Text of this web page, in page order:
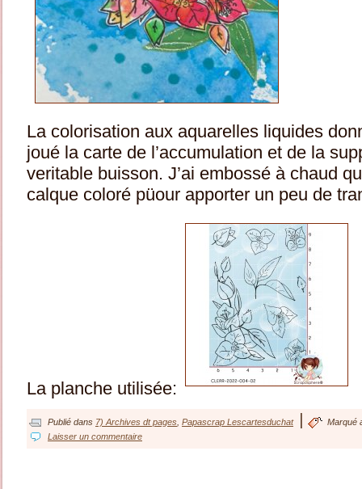
La colorisation aux aquarelles liquides
joué la carte de l’accumulation et de la
veritable buisson. J’ai embossé à chaud
calque coloré püour apporter un peu de
La planche utilisée:
Publié dans 7) Archives dt pages Papascrap Lescartesduchat
Marqué
Laisser un commentaire